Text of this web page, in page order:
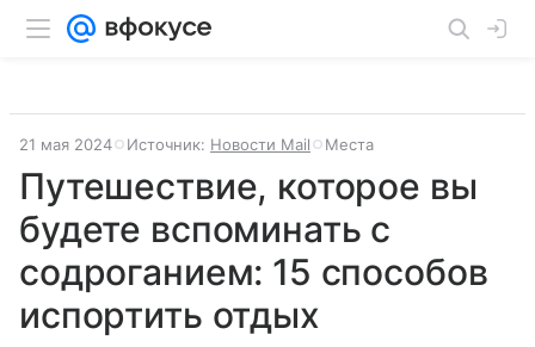
21 мая 2024 Источник: Новости Mail Места
Путешествие, которое вы
будете вспоминать с
содроганием: 15 способов
испортить отдых